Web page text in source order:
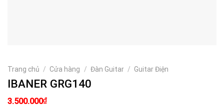
Trang chủ / Cửa hàng / Đàn Guitar / Guitar Điện
IBANER GRG140
Giá
3.500.000₫Giá